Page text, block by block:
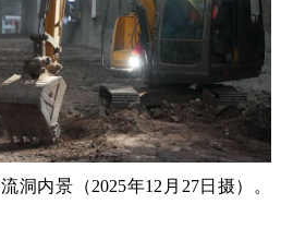
内景（2025年12月27日摄）。